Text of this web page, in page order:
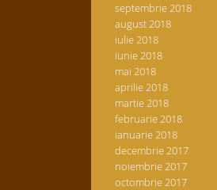
septembrie 2018
august 2018
iulie 2018
iunie 2018
mai 2018
aprilie 2018
martie 2018
februarie 2018
ianuarie 2018
decembrie 2017
noiembrie 2017
octombrie 2017